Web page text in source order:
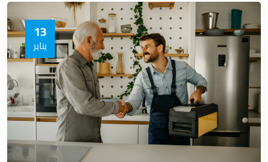
13
يناير